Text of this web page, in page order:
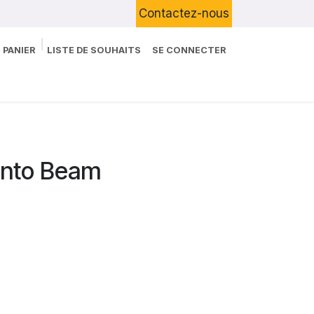
Contactez-nous
LISTE DE SOUHAITS SE CONNECTER
Beam